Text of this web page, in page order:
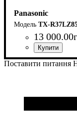
Panasonic
TX-
13 000.00
Поставити питання